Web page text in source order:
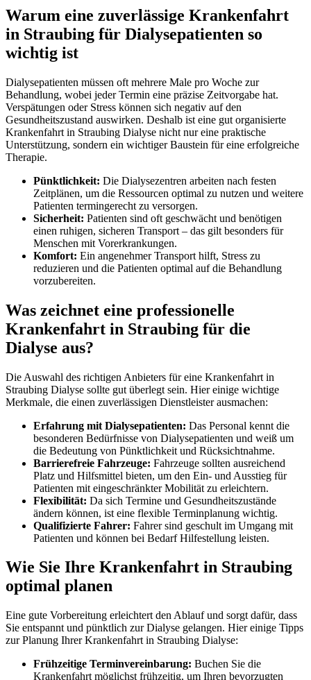
Warum eine zuverlässige Krankenfahrt
in Straubing für Dialysepatienten so
wichtig ist
Dialysepatienten müssen oft mehrere Male pro Woche zur
Behandlung, wobei jeder Termin eine präzise Zeitvorgabe hat.
Verspätungen oder Stress können sich negativ auf den
Gesundheitszustand auswirken. Deshalb ist eine gut organisierte
Krankenfahrt in Straubing Dialyse nicht nur eine praktische
Unterstützung, sondern ein wichtiger Baustein für eine erfolgreiche
Therapie.
Pünktlichkeit: Die Dialysezentren arbeiten nach festen
Zeitplänen, um die Ressourcen optimal zu nutzen und weitere
Patienten termingerecht zu versorgen.
Sicherheit: Patienten sind oft geschwächt und benötigen
einen ruhigen, sicheren Transport – das gilt besonders für
Menschen mit Vorerkrankungen.
Komfort: Ein angenehmer Transport hilft, Stress zu
reduzieren und die Patienten optimal auf die Behandlung
vorzubereiten.
Was zeichnet eine professionelle
Krankenfahrt in Straubing für die
Dialyse aus?
Die Auswahl des richtigen Anbieters für eine Krankenfahrt in
Straubing Dialyse sollte gut überlegt sein. Hier einige wichtige
Merkmale, die einen zuverlässigen Dienstleister ausmachen:
Erfahrung mit Dialysepatienten: Das Personal kennt die
besonderen Bedürfnisse von Dialysepatienten und weiß um
die Bedeutung von Pünktlichkeit und Rücksichtnahme.
Barrierefreie Fahrzeuge: Fahrzeuge sollten ausreichend
Platz und Hilfsmittel bieten, um den Ein- und Ausstieg für
Patienten mit eingeschränkter Mobilität zu erleichtern.
Flexibilität: Da sich Termine und Gesundheitszustände
ändern können, ist eine flexible Terminplanung wichtig.
Qualifizierte Fahrer: Fahrer sind geschult im Umgang mit
Patienten und können bei Bedarf Hilfestellung leisten.
Wie Sie Ihre Krankenfahrt in Straubing
optimal planen
Eine gute Vorbereitung erleichtert den Ablauf und sorgt dafür, dass
Sie entspannt und pünktlich zur Dialyse gelangen. Hier einige Tipps
zur Planung Ihrer Krankenfahrt in Straubing Dialyse:
Frühzeitige Terminvereinbarung: Buchen Sie die
Krankenfahrt möglichst frühzeitig, um Ihren bevorzugten